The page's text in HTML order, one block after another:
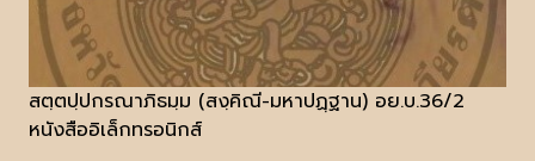
สตฺตปฺปกรณาภิธมฺม (สงฺคิณี-มหาปฏฺฐาน) อย.บ.36/2
หนังสืออิเล็กทรอนิกส์